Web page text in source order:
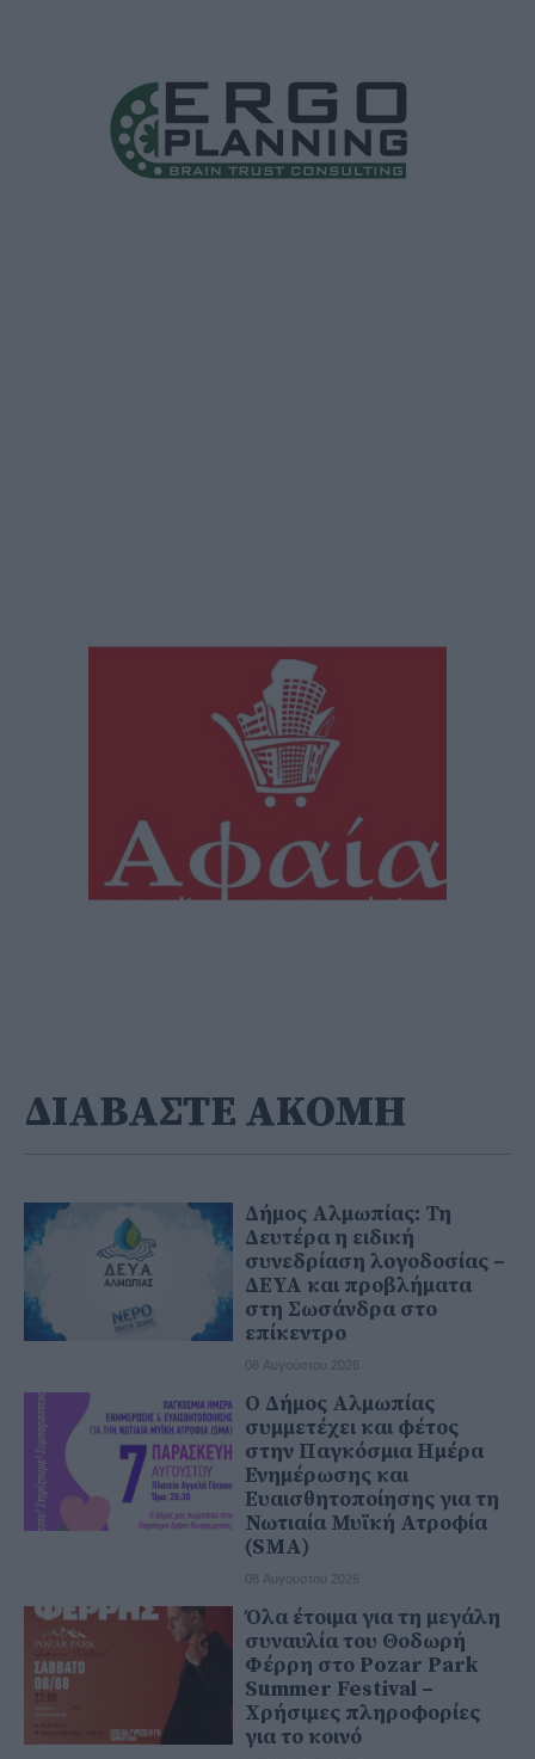
ΔΙΑΒΑΣΤΕ ΑΚΟΜΗ
Δήμος Αλμωπίας: Τη
Δευτέρα η ειδική
συνεδρίαση λογοδοσίας –
ΔΕΥΑ και προβλήματα
στη Σωσάνδρα στο
επίκεντρο
08 Αυγούστου 2026
Ο Δήμος Αλμωπίας
συμμετέχει και φέτος
στην Παγκόσμια Ημέρα
Ενημέρωσης και
Ευαισθητοποίησης για τη
Νωτιαία Μυϊκή Ατροφία
(SMA)
08 Αυγούστου 2026
Όλα έτοιμα για τη μεγάλη
συναυλία του Θοδωρή
Φέρρη στο Pozar Park
Summer Festival –
Χρήσιμες πληροφορίες
για το κοινό